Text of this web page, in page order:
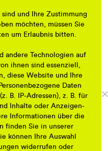
helfende Hände gefreut!
die Möglichkeit, sich bei
kennenzulernen.
mit das Quartier noch
und Ihre Zustimmung
möchten, müssen Sie
um Erlaubnis bitten.
andere Technologien auf
ihnen sind essenziell,
diese Website und Ihre
Daten
B. IP-Adressen), z. B. für
Inhalte oder Anzeigen-
Informationen über die
finden Sie in unserer
können Ihre Auswahl
widerrufen oder